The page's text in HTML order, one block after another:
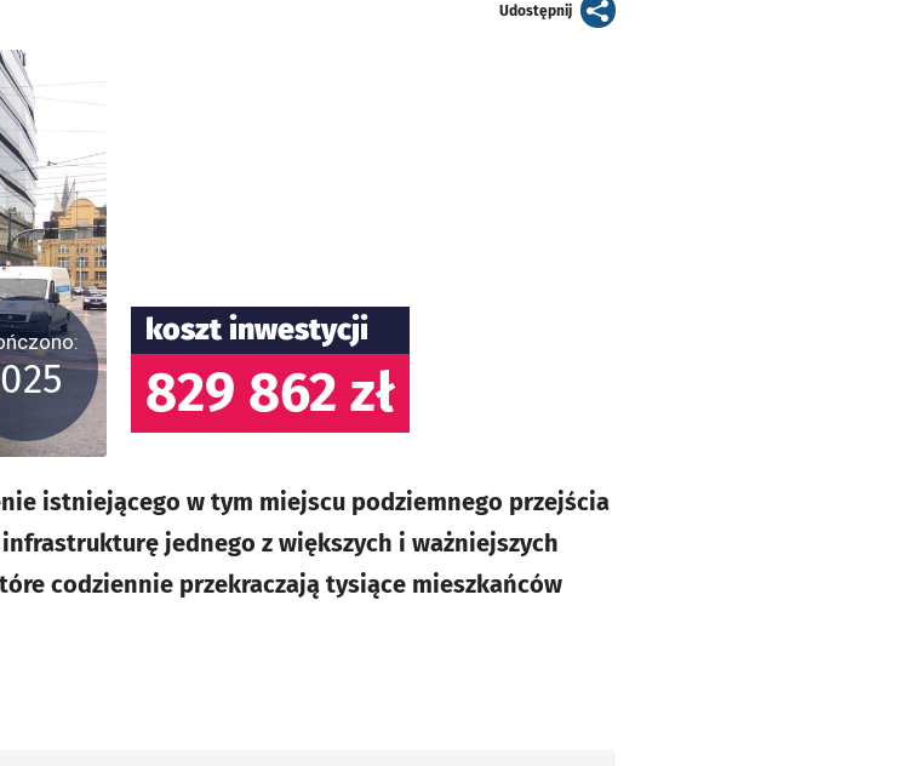
Udostępnijartykuł
koszt inwestycji
829 862 zł
istniejącego w tym miejscu podziemnego przejścia
jednego z większych i ważniejszych
codziennie przekraczają tysiące mieszkańców